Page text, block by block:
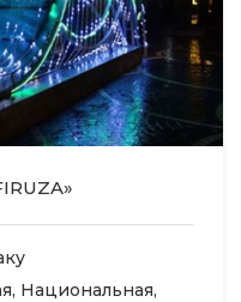
Национальная,